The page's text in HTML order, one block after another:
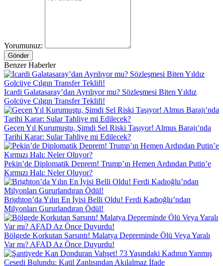
Yorumunuz:
Gönder
Benzer Haberler
Icardi Galatasaray’dan Ayrılıyor mu? Sözleşmesi Biten Yıldız
Golcüye Çılgın Transfer Teklifi!
Geçen Yıl Kurumuştu, Şimdi Sel Riski Taşıyor! Almus Barajı’nda
Tarihi Karar: Sular Tahliye mi Edilecek?
Pekin’de Diplomatik Deprem! Trump’ın Hemen Ardından Putin’e
Kırmızı Halı: Neler Oluyor?
Brighton’da Yılın En İyisi Belli Oldu! Ferdi Kadıoğlu’ndan
Milyonları Gururlandıran Ödül!
Bölgede Korkutan Sarsıntı! Malatya Depreminde Ölü Veya Yaralı
Var mı? AFAD Az Önce Duyurdu!